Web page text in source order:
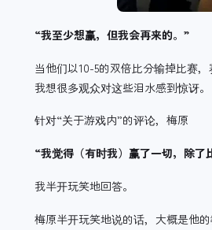
“我至少想赢，但我会再来的。”
当他们以10-5的双倍比分输掉比赛
我想很多观众对这些泪水感到惊讶。
针对“关于游戏内”的评论，梅原
“我觉得（有时我）赢了一切，除了
我半开玩笑地回答。
梅原半开玩笑地说的话，大概是他的